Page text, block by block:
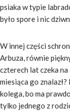
psiaka w typie
było spore i nic
W innej części
Arbuza, równie
czterech lat czeka
miesiąca go
kolega, bo ma
tylko jednego z